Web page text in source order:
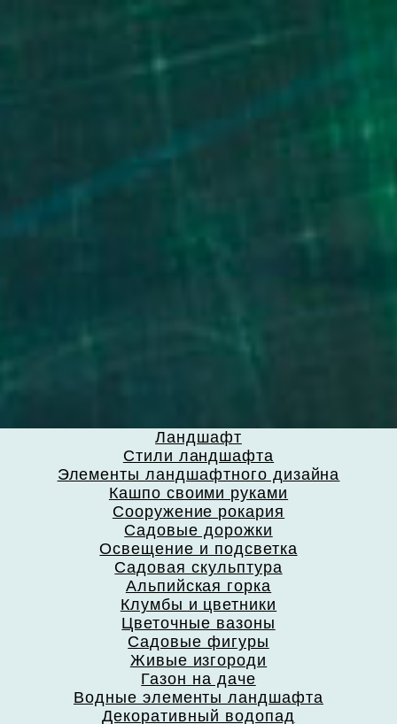
Ландшафт
Стили ландшафта
Элементы ландшафтного дизайна
Кашпо своими руками
Сооружение рокария
Садовые дорожки
Освещение и подсветка
Садовая скульптура
Альпийская горка
Клумбы и цветники
Цветочные вазоны
Садовые фигуры
Живые изгороди
Газон на даче
Водные элементы ландшафта
Декоративный водопад